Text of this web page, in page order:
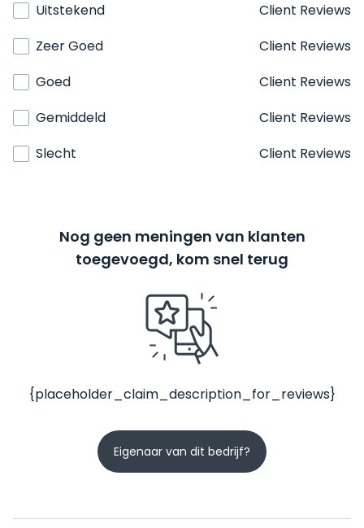
Uitstekend
Client Reviews
Zeer Goed
Client Reviews
Goed
Client Reviews
Gemiddeld
Client Reviews
Slecht
Client Reviews
Nog geen meningen van klanten
toegevoegd, kom snel terug
{placeholder_claim_description_for_reviews}
Eigenaar van dit bedrijf?